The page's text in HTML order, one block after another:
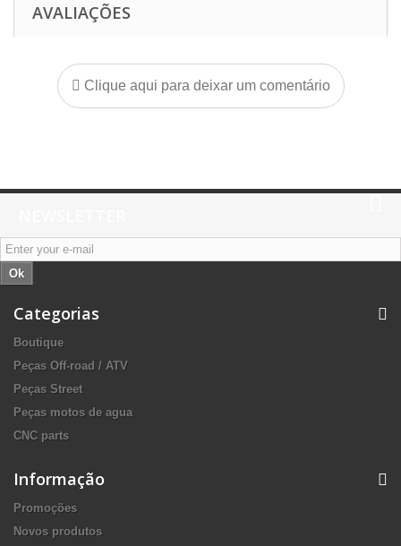
AVALIAÇÕES
Clique aqui para deixar um comentário
Ok
Categorias
Boutique
Peças Off-road / ATV
Peças Street
Peças motos de agua
CNC parts
Informação
Promoções
Novos produtos